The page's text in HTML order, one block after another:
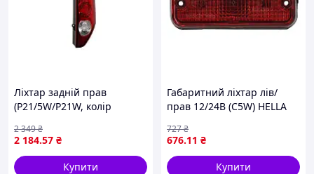
Ліхтар задній прав
(P21/5W/P21W, колір
червон, з одними задніми
дверима) RENAULT
KANGOO II 02.08-07.13
2 184.57 ₴
2 349₴
Купити
Габаритний ліхтар лів/
прав 12/24В (C5W) HELLA
676.11 ₴
727₴
Купити